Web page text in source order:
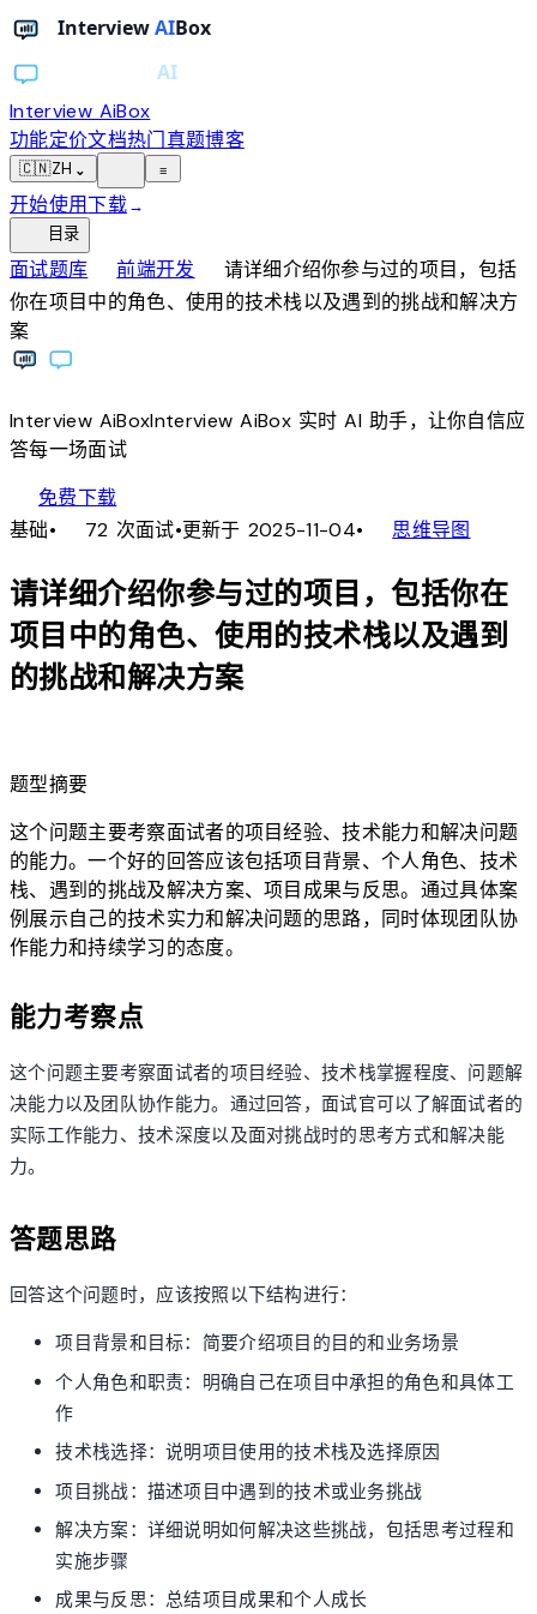
Interview AiBox
功能定价文档热门真题博客
🇨🇳ZH ⌄ ≡
开始使用下载→
目录
面试题库chevron_right前端开发chevron_right
请详细介绍你参与过的项目，包括
你在项目中的角色、使用的技术栈以及遇到的挑战和解决方
案
Interview AiBoxInterviewAiBox实时 AI 助手，让你自信应
答每一场面试
免费下载
基础• 72 次面试•更新于 2025-11-04• account_tree思维导图
请详细介绍你参与过的项目，包括你在
项目中的角色、使用的技术栈以及遇到
的挑战和解决方案
题型摘要
这个问题主要考察面试者的项目经验、技术能力和解决问题
的能力。一个好的回答应该包括项目背景、个人角色、技术
栈、遇到的挑战及解决方案、项目成果与反思。通过具体案
例展示自己的技术实力和解决问题的思路，同时体现团队协
作能力和持续学习的态度。
能力考察点
这个问题主要考察面试者的项目经验、技术栈掌握程度、问题解
决能力以及团队协作能力。通过回答，面试官可以了解面试者的
实际工作能力、技术深度以及面对挑战时的思考方式和解决能
力。
答题思路
回答这个问题时，应该按照以下结构进行：
项目背景和目标：简要介绍项目的目的和业务场景
个人角色和职责：明确自己在项目中承担的角色和具体工
作
技术栈选择：说明项目使用的技术栈及选择原因
项目挑战：描述项目中遇到的技术或业务挑战
解决方案：详细说明如何解决这些挑战，包括思考过程和
实施步骤
成果与反思：总结项目成果和个人成长